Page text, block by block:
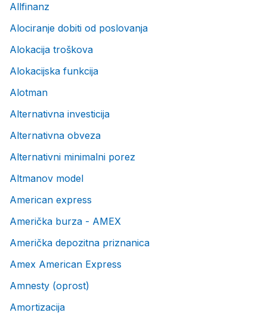
Allfinanz
Alociranje dobiti od poslovanja
Alokacija troškova
Alokacijska funkcija
Alotman
Alternativna investicija
Alternativna obveza
Alternativni minimalni porez
Altmanov model
American express
Američka burza - AMEX
Američka depozitna priznanica
Amex American Express
Amnesty (oprost)
Amortizacija